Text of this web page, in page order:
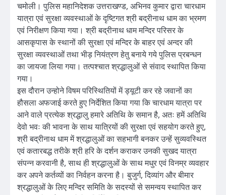
चमोली। पुलिस महानिदेशक उत्तराखण्ड, अभिनव कुमार द्वारा चारधाम
यात्रा एवं सुरक्षा व्यवस्थाओं के दृष्टिगत श्री बद्रीनाथ धाम का भ्रमण
एवं निरीक्षण किया गया। श्री बद्रीनाथ धाम मन्दिर परिसर के
आसकृपास के स्थानों की सुरक्षा एवं मन्दिर के बाहर एवं अन्दर की
सुरक्षा व्यवस्थाओं तथा भीड़ नियंत्रण हेतु बनाये गये पुलिस प्रबन्धन
का जायजा लिया गया। तत्पश्चात श्रद्धालुओं से संवाद स्थापित किया
गया।
इस दौरान उन्होने विषम परिस्थितियों में ड्यूटी कर रहे जवानों का
हौसला अफजाई करते हुए निर्देशित किया गया कि चारधाम यात्रा पर
आने वाले प्रत्येक श्रद्धालु हमारे अतिथि के समान है, अतः हमें अतिथि
देवो भवः की भावना के साथ यात्रियों की सुरक्षा एवं सहयोग करते हुए,
श्री बद्रीनाथ धाम में श्रद्धालुओं का सहभागी बनकर उन्हें सुव्यवस्थित
एवं कतारबद्ध तरीके श्री हरि के दर्शन कराकर उनकी सुखद यात्रा
संपन्न करवानी है, साथ ही श्रद्धालुओं के साथ मधुर एवं विनम्र व्यवहार
कर अपने कर्तव्यों का निर्वहन करना है। बुजुर्ग, दिव्यांग और बीमार
श्रद्धालुओं के लिए मन्दिर समिति के सदस्यों से समन्वय स्थापित कर